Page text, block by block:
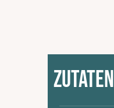
Zutaten